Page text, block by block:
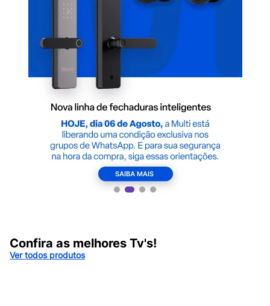
Confira as melhores Tv's!
Ver todos produtos